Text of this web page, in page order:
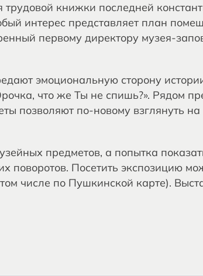
книжки последней
интерес представляет план
первому директору
эмоциональную сторону
что же Ты не спишь?». Рядом
позволяют по‑новому взглянуть на
предметов, а попытка
поворотов. Посетить экспозицию
числе по Пушкинской карте).